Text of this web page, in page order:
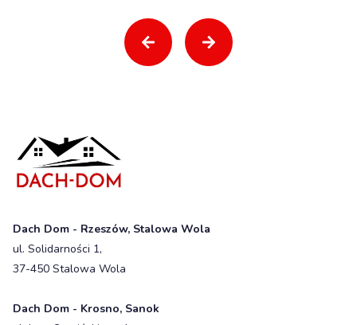
Dach Dom - Rzeszów, Stalowa Wola
ul. Solidarności 1,
37-450 Stalowa Wola
Dach Dom - Krosno, Sanok